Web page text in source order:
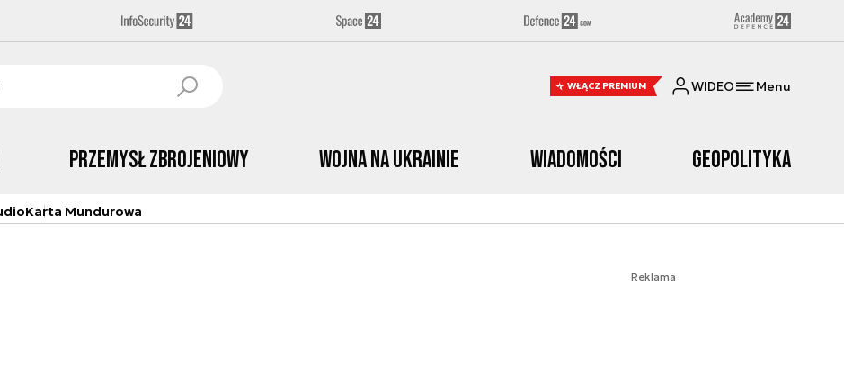
WŁĄCZ PREMIUM WIDEO Menu
Przemysł Zbrojeniowy Wojna na Ukrainie Wiadomości Geopolityka
Karta Mundurowa
Reklama